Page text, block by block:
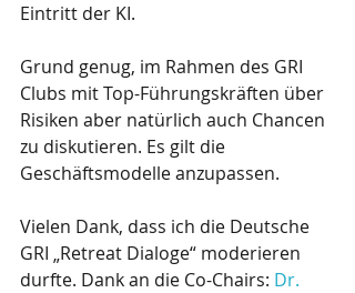
Eintritt der KI.
Grund genug, im Rahmen des GRI
Clubs mit Top-Führungskräften über
Risiken aber natürlich auch Chancen
zu diskutieren. Es gilt die
Geschäftsmodelle anzupassen.
Vielen Dank, dass ich die Deutsche
GRI „Retreat Dialoge“ moderieren
durfte. Dank an die Co-Chairs: Dr.